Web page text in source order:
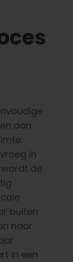
aan
in
wordt de
buiten
naar
in een